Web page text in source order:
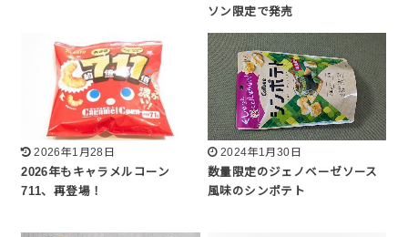
ソン限定で発売
2026年1月28日
2026年もキャラメルコーン
711、再登場！
2024年1月30日
数量限定のジェノベーゼソース
風味のシンポテト